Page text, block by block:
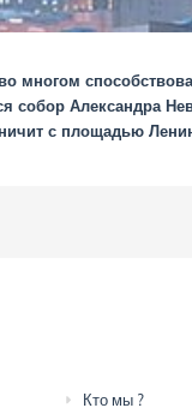
многом
Александра
с площадью
Кто мы ?